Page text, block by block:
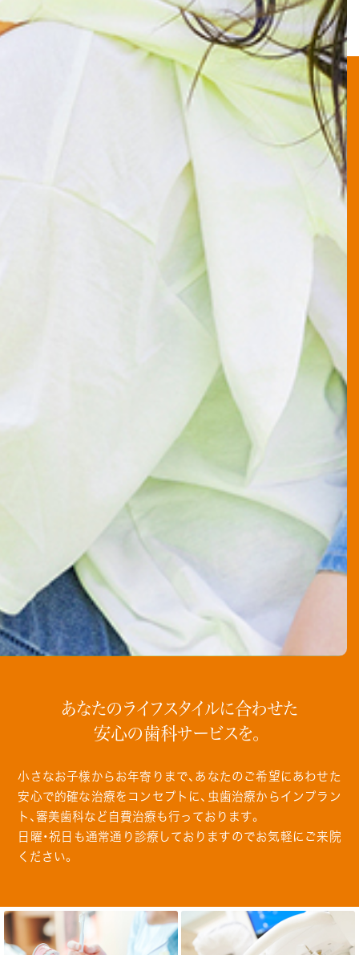
あなたのライフスタイルに合わせた
安心の歯科サービスを。
小さなお子様からお年寄りまで、あなたのご希望にあわせた
安心で的確な治療をコンセプトに、虫歯治療からインプラン
ト、審美歯科など自費治療も行っております。
日曜・祝日も通常通り診療しておりますのでお気軽にご来院
ください。